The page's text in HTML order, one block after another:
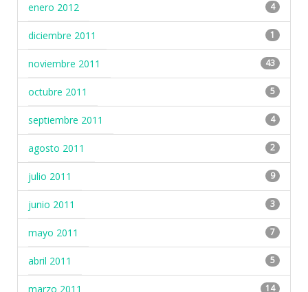
enero 2012 4
diciembre 2011 1
noviembre 2011 43
octubre 2011 5
septiembre 2011 4
agosto 2011 2
julio 2011 9
junio 2011 3
mayo 2011 7
abril 2011 5
marzo 2011 14